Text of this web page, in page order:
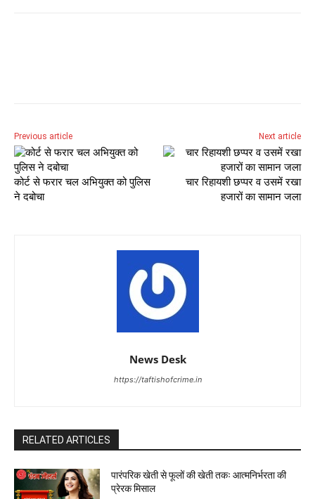
Previous article
कोर्ट से फरार चल अभियुक्त को पुलिस
ने दबोचा
Next article
चार रिहायशी छप्पर व उसमें रखा
हजारों का सामान जला
News Desk
https://taftishofcrime.in
RELATED ARTICLES
पारंपरिक खेती से फूलों की खेती तकः आत्मनिर्भरता की
प्रेरक मिसाल